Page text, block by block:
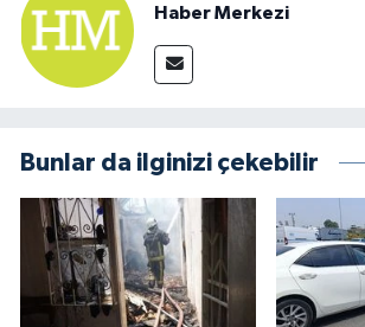
Haber Merkezi
Bunlar da ilginizi çekebilir